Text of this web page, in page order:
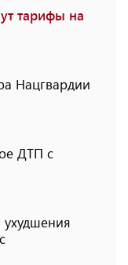
тарифы на
Нацгвардии
ДТП с